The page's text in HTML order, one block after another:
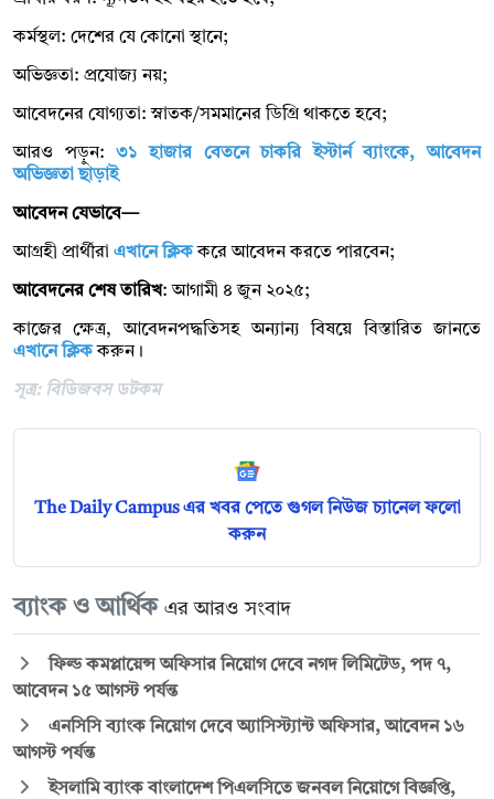
কর্মস্থল: দেশের যে কোনো স্থানে;
অভিজ্ঞতা: প্রযোজ্য নয়;
আবেদনের যোগ্যতা: স্নাতক/সমমানের ডিগ্রি থাকতে হবে;
আরও পড়ুন:৩১ হাজার বেতনে চাকরি ইস্টার্ন ব্যাংকে, আবেদন
অভিজ্ঞতা ছাড়াই
আবেদন যেভাবে—
আগ্রহী প্রার্থীরা এখানে ক্লিককরে আবেদন করতে পারবেন;
আবেদনের শেষ তারিখ: আগামী ৪ জুন ২০২৫;
কাজের ক্ষেত্র, আবেদনপদ্ধতিসহ অন্যান্য বিষয়ে বিস্তারিত জানতে
এখানে ক্লিককরুন।
সূত্র: বিডিজবস ডটকম
The Daily Campus এর খবর পেতে গুগল নিউজ চ্যানেল ফলো
করুন
ব্যাংক ও আর্থিক এর আরও সংবাদ
ফিল্ড কমপ্লায়েন্স অফিসার নিয়োগ দেবে নগদ লিমিটেড, পদ ৭,
আবেদন ১৫ আগস্ট পর্যন্ত
এনসিসি ব্যাংক নিয়োগ দেবে অ্যাসিস্ট্যান্ট অফিসার, আবেদন ১৬
আগস্ট পর্যন্ত
ইসলামি ব্যাংক বাংলাদেশ পিএলসিতে জনবল নিয়োগে বিজ্ঞপ্তি,